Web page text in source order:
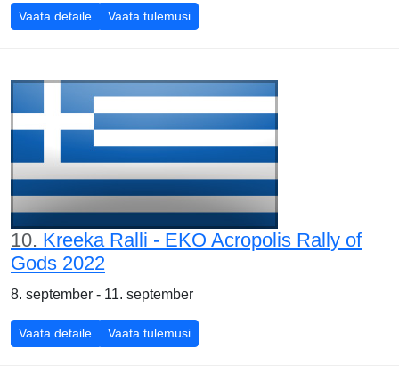
Vaata detaile Vaata tulemusi
10. Kreeka Ralli - EKO Acropolis Rally of
Gods 2022
8. september - 11. september
Vaata detaile Vaata tulemusi